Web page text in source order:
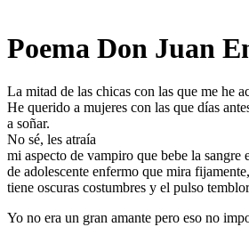
Poema Don Juan
La mitad de las chicas con las que me he
He querido a mujeres con las que días
a soñar.
No sé, les atraía
mi aspecto de vampiro que bebe la sangre
de adolescente enfermo que mira fijamente,
tiene oscuras costumbres y el pulso
Yo no era un gran amante pero eso no